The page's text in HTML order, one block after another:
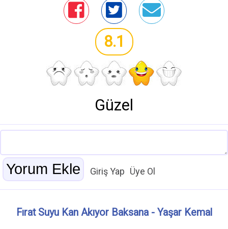
8.1
Güzel
Giriş Yap Üye Ol
Fırat Suyu Kan Akıyor Baksana - Yaşar Kemal